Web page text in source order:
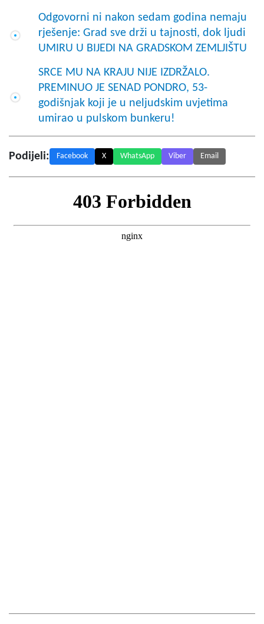
Odgovorni ni nakon sedam godina nemaju
rješenje: Grad sve drži u tajnosti, dok ljudi
UMIRU U BIJEDI NA GRADSKOM ZEMLJIŠTU
SRCE MU NA KRAJU NIJE IZDRŽALO.
PREMINUO JE SENAD PONDRO, 53-
godišnjak koji je u neljudskim uvjetima
umirao u pulskom bunkeru!
Podijeli: Facebook X WhatsApp Viber Email